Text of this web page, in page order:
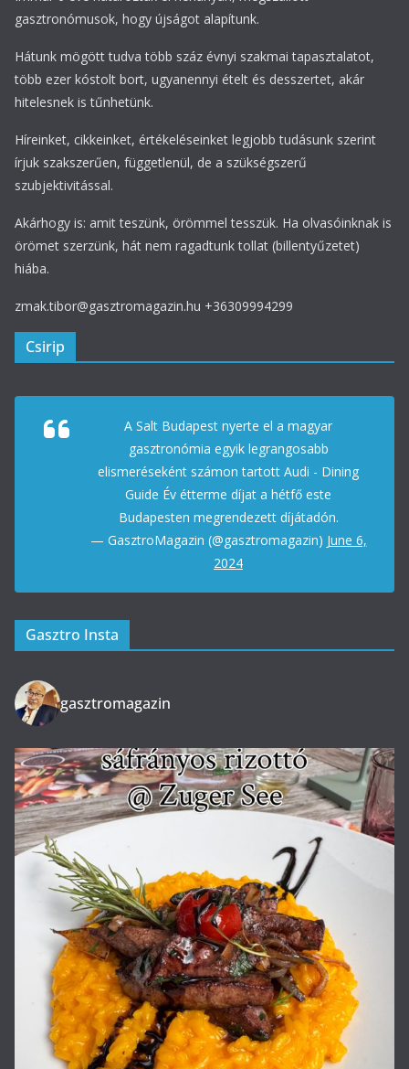
gasztronómusok, hogy újságot alapítunk.
Hátunk mögött tudva több száz évnyi szakmai tapasztalatot,
több ezer kóstolt bort, ugyanennyi ételt és desszertet, akár
hitelesnek is tűnhetünk.
Híreinket, cikkeinket, értékeléseinket legjobb tudásunk szerint
írjuk szakszerűen, függetlenül, de a szükségszerű
szubjektivitással.
Akárhogy is: amit teszünk, örömmel tesszük. Ha olvasóinknak is
örömet szerzünk, hát nem ragadtunk tollat (billentyűzetet)
hiába.
zmak.tibor@gasztromagazin.hu +36309994299
Csirip
A Salt Budapest nyerte el a magyar
gasztronómia egyik legrangosabb
elismeréseként számon tartott Audi - Dining
Guide Év étterme díjat a hétfő este
Budapesten megrendezett díjátadón.
— GasztroMagazin (@gasztromagazin) June 6,
2024
Gasztro Insta
gasztromagazin